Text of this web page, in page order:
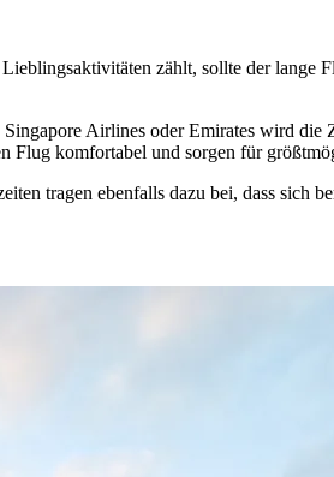
zählt, sollte der
Airlines oder Emirates wird die
Flug komfortabel und sorgen für
tragen ebenfalls dazu bei, dass sich